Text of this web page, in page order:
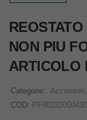
NON PIU
ARTICOLO
Categorie: Accessori,
COD: